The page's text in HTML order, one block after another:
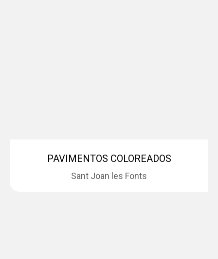
PAVIMENTOS COLOREADOS
Sant Joan les Fonts